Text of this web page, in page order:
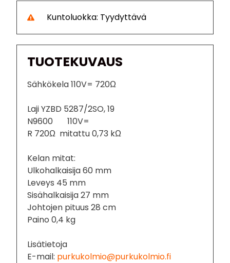
Kuntoluokka: Tyydyttävä
TUOTEKUVAUS
Sähkökela 110V= 720Ω
Laji YZBD 5287/2SO, 19
N9600 110V=
R 720Ω mitattu 0,73 kΩ
Kelan mitat:
Ulkohalkaisija 60 mm
Leveys 45 mm
Sisähalkaisija 27 mm
Johtojen pituus 28 cm
Paino 0,4 kg
Lisätietoja
E-mail: purkukolmio@purkukolmio.fi